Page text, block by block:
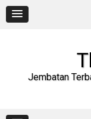
content
Jembatan